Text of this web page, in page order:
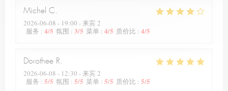
Michel C
2026-06-08 - 19:00 - 来宾 2
服务 : 4/5 氛围 : 3/5 菜单 : 4/5 质价比 : 4/5
Dorothee R
2026-06-08 - 12:30 - 来宾 2
服务 : 5/5 氛围 : 5/5 菜单 : 5/5 质价比 : 5/5